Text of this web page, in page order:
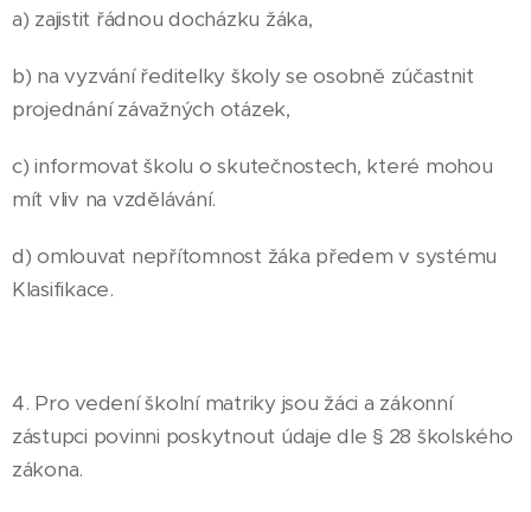
a) zajistit řádnou docházku žáka,
b) na vyzvání ředitelky školy se osobně zúčastnit
projednání závažných otázek,
c) informovat školu o skutečnostech, které mohou
mít vliv na vzdělávání.
d) omlouvat nepřítomnost žáka předem v systému
Klasifikace.
4. Pro vedení školní matriky jsou žáci a zákonní
zástupci povinni poskytnout údaje dle § 28 školského
zákona.